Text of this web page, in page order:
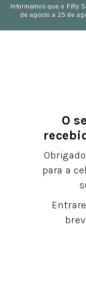
Informamos que o Fifty
de agosto a 25 de
O
para a